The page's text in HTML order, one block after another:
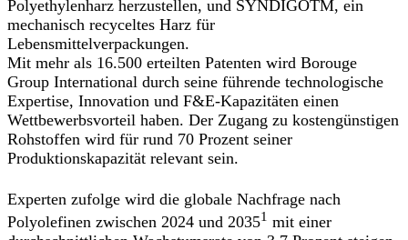
Polyethylenharz herzustellen, und SYNDIGOTM, ein
mechanisch recyceltes Harz für
Lebensmittelverpackungen.
Mit mehr als 16.500 erteilten Patenten wird Borouge
Group International durch seine führende technologische
Expertise, Innovation und F&E-Kapazitäten einen
Wettbewerbsvorteil haben. Der Zugang zu kostengünstigen
Rohstoffen wird für rund 70 Prozent seiner
Produktionskapazität relevant sein.
Experten zufolge wird die globale Nachfrage nach
Polyolefinen zwischen 2024 und 20351 mit einer